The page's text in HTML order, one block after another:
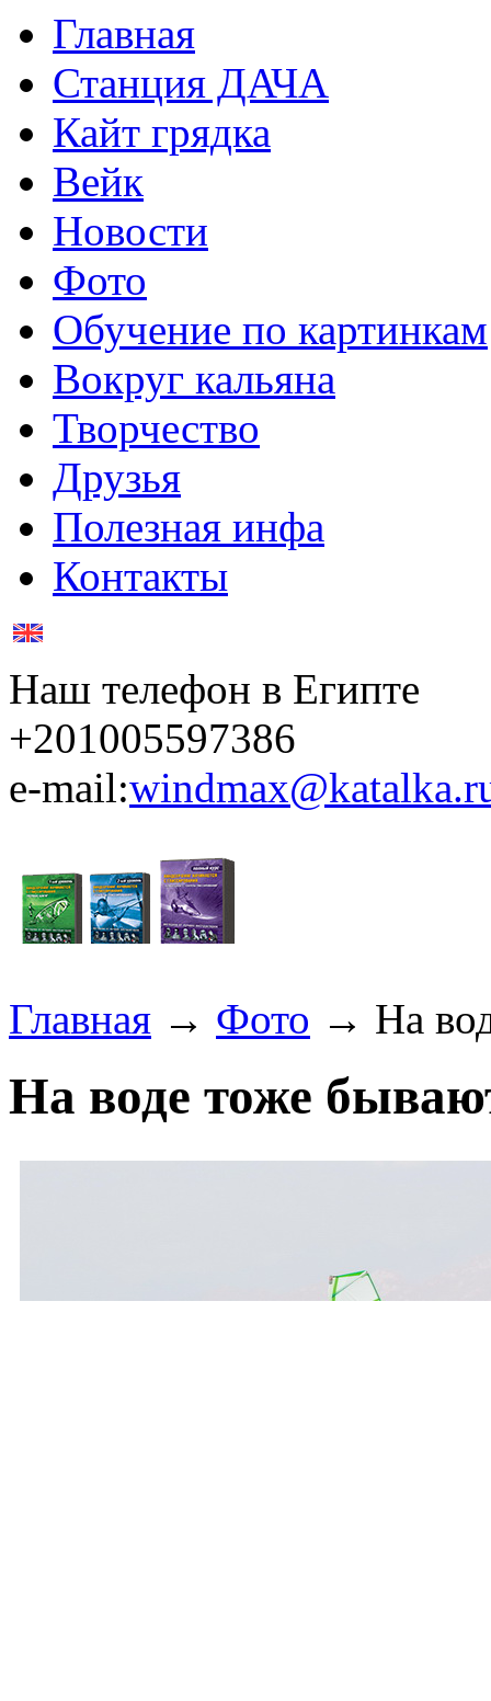
Главная
Станция ДАЧА
Кайт грядка
Вейк
Новости
Фото
Обучение по картинкам
Вокруг кальяна
Творчество
Друзья
Полезная инфа
Контакты
Наш телефон в Египте
+201005597386
e-mail:
Главная → Фото → На
На воде тоже